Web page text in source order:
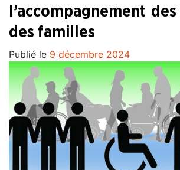
l’accompagnement
des familles
Publié le 9 décembre 2024